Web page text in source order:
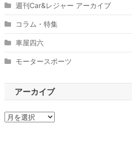
週刊Car&レジャー アーカイブ
コラム・特集
車屋四六
モータースポーツ
アーカイブ
ア